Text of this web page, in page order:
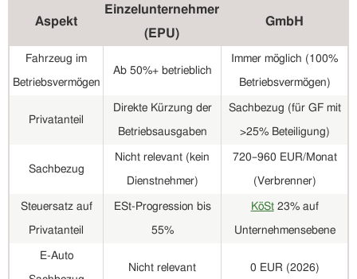
Aspekt
Einzelunternehmer
(EPU)
GmbH
Fahrzeug im
Betriebsvermögen
Ab 50%+ betrieblich
Immer möglich (100%
Betriebsvermögen)
Privatanteil
Direkte Kürzung der
Betriebsausgaben
Sachbezug (für GF mit
>25% Beteiligung)
Sachbezug
Nicht relevant (kein
Dienstnehmer)
720–960 EUR/Monat
(Verbrenner)
Steuersatz auf
Privatanteil
ESt-Progression bis
55%
KöSt23% auf
Unternehmensebene
E-Auto
Nicht relevant 0 EUR (2026)